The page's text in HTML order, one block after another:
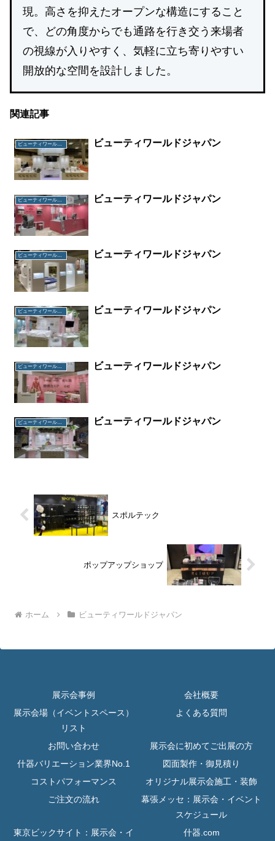
現。高さを抑えたオープンな構造にすること
で、どの角度からでも通路を行き交う来場者
の視線が入りやすく、気軽に立ち寄りやすい
開放的な空間を設計しました。
関連記事
ビューティワールドジャパン ビューティワールドジャパン
ビューティワールドジャパン ビューティワールドジャパン
ビューティワールドジャパン ビューティワールドジャパン
ビューティワールドジャパン ビューティワールドジャパン
ビューティワールドジャパン ビューティワールドジャパン
ビューティワールドジャパン ビューティワールドジャパン
スポルテック
ポップアップショップ
ホーム ビューティワールドジャパン
展示会事例
会社概要
展示会場（イベントスペース）
リスト
よくある質問
お問い合わせ
展示会に初めてご出展の方
什器バリエーション業界No.1
図面製作・御見積り
コストパフォーマンス
オリジナル展示会施工・装飾
ご注文の流れ
幕張メッセ：展示会・イベント
スケジュール
東京ビックサイト：展示会・イ
什器.com